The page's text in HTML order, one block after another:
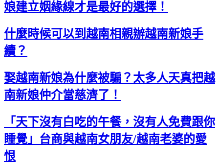
娘建立姻緣線才是最好的選擇！
什麼時候可以到越南相親辦越南新娘手
續？
娶越南新娘為什麼被騙？太多人天真把越
南新娘仲介當慈濟了！
「天下沒有白吃的午餐，沒有人免費跟你
睡覺」台商與越南女朋友/越南老婆的愛
恨